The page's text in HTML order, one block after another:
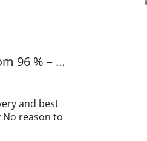
5 de 5 estrellas.
7-OH Extracto de Kratom 96 % – Extracto Puro de 7-Hidroximitraginina | GreenGuru
5 de 5 estrellas.
and best
reason to